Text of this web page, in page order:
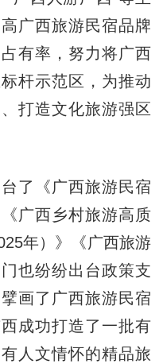
广西旅游民宿品牌
有率，努力将广西
杆示范区，为推动
打造文化旅游强区
了《广西旅游民宿
广西乡村旅游高质
年）》《广西旅游
也纷纷出台政策支
画了广西旅游民宿
成功打造了一批有
人文情怀的精品旅